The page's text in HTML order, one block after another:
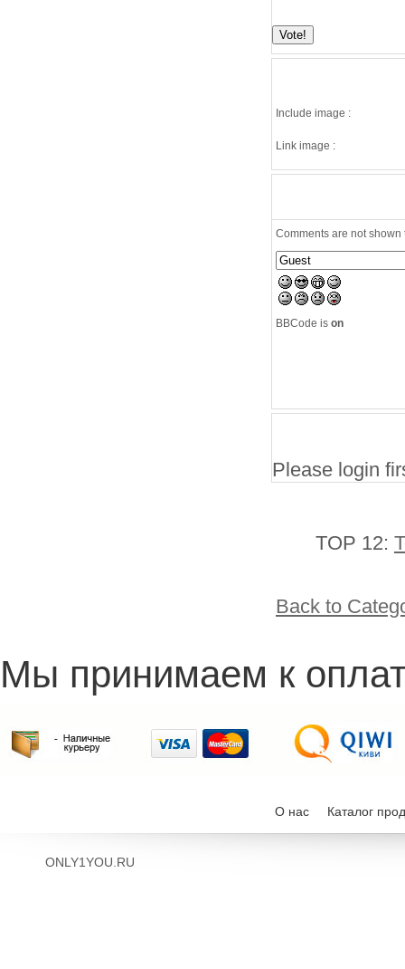
Include image :
Link image :
Comments are not
BBCode is on
Please login
TOP 12:
Back to
Мы принимаем к
О нас Каталог
ONLY1YOU.RU